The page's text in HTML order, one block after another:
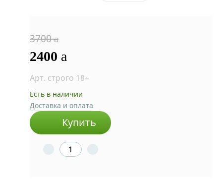
3700a
2400 a
Арт. строго 18+
Есть в наличии
Доставка и оплата
Купить